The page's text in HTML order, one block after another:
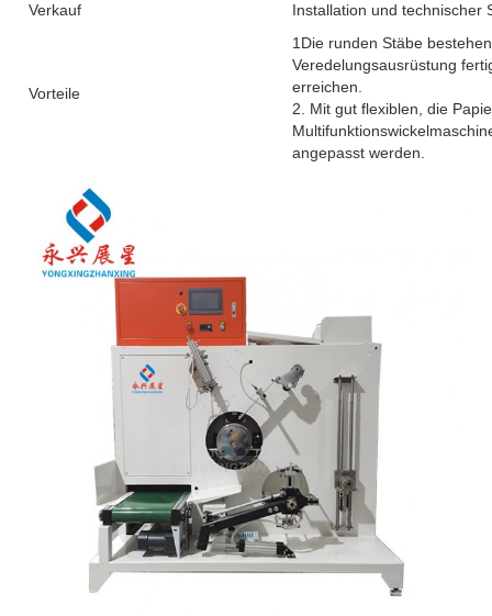
Verkauf
Installation und technischer
Vorteile
1Die runden Stäbe
Veredelungsausrüstung
erreichen.
2. Mit gut flexiblen, die
angepasst werden.